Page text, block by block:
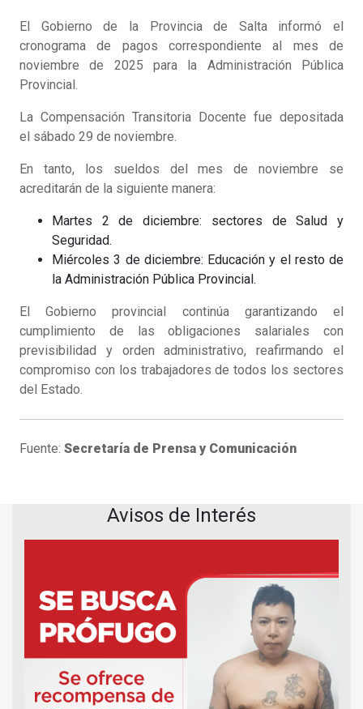
El Gobierno de la Provincia de Salta informó el
cronograma de pagos correspondiente al mes de
noviembre de 2025 para la Administración Pública
Provincial.
La Compensación Transitoria Docente fue depositada
el sábado 29 de noviembre.
En tanto, los sueldos del mes de noviembre se
acreditarán de la siguiente manera:
Martes 2 de diciembre: sectores de Salud y
Seguridad.
Miércoles 3 de diciembre: Educación y el resto de
la Administración Pública Provincial.
El Gobierno provincial continúa garantizando el
cumplimiento de las obligaciones salariales con
previsibilidad y orden administrativo, reafirmando el
compromiso con los trabajadores de todos los sectores
del Estado.
Fuente: Secretaría de Prensa y Comunicación
Avisos de Interés